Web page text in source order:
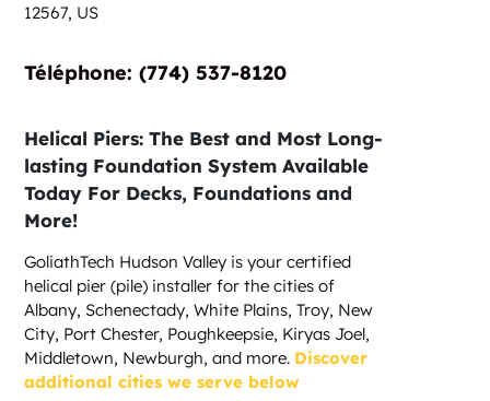
12567, US
Téléphone: (774) 537-8120
Helical Piers: The Best and Most Long-
lasting Foundation System Available
Today For Decks, Foundations and
More!
GoliathTech Hudson Valley is your certified
helical pier (pile) installer for the cities of
Albany, Schenectady, White Plains, Troy, New
City, Port Chester, Poughkeepsie, Kiryas Joel,
Middletown, Newburgh, and more. Discover
additional cities we serve below